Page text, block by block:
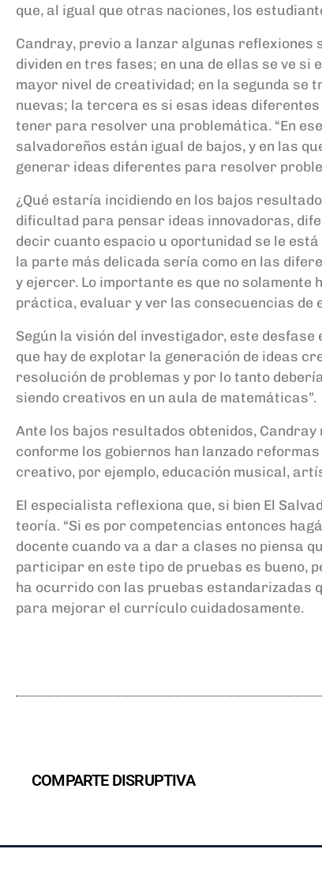
que, al igual que otras naciones, los
Candray, previo a lanzar algunas
dividen en tres fases; en una de ellas se ve
mayor nivel de creatividad; en la segunda se
nuevas; la tercera es si esas ideas
tener para resolver una problemática. “En
salvadoreños están igual de bajos, y en las
generar ideas diferentes para resolver
¿Qué estaría incidiendo en los bajos
dificultad para pensar ideas innovadoras,
decir cuanto espacio u oportunidad se le
la parte más delicada sería como en las
y ejercer. Lo importante es que no
práctica, evaluar y ver las consecuencias de
Según la visión del investigador, este
que hay de explotar la generación de ideas
resolución de problemas y por lo tanto
siendo creativos en un aula de matemáticas”.
Ante los bajos resultados obtenidos,
conforme los gobiernos han lanzado
creativo, por ejemplo, educación musical,
El especialista reflexiona que, si bien El
teoría. “Si es por competencias entonces
docente cuando va a dar a clases no piensa
participar en este tipo de pruebas es bueno,
ha ocurrido con las pruebas estandarizadas
para mejorar el currículo cuidadosamente.
COMPARTE DISRUPTIVA